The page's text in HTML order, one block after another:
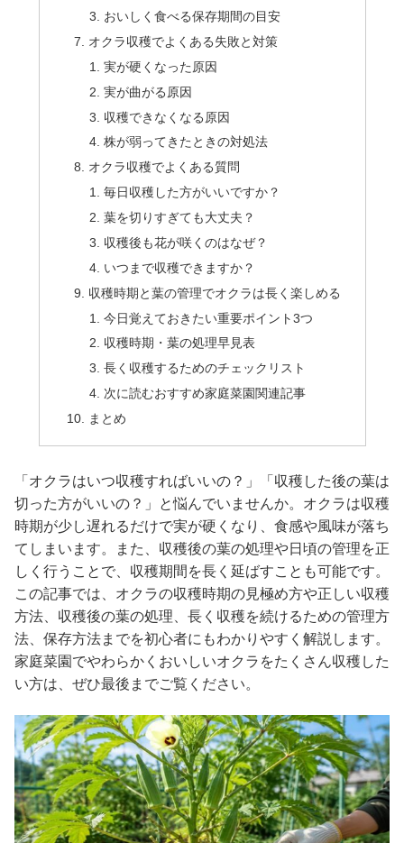
おいしく食べる保存期間の目安
オクラ収穫でよくある失敗と対策
実が硬くなった原因
実が曲がる原因
収穫できなくなる原因
株が弱ってきたときの対処法
オクラ収穫でよくある質問
毎日収穫した方がいいですか？
葉を切りすぎても大丈夫？
収穫後も花が咲くのはなぜ？
いつまで収穫できますか？
収穫時期と葉の管理でオクラは長く楽しめる
今日覚えておきたい重要ポイント3つ
収穫時期・葉の処理早見表
長く収穫するためのチェックリスト
次に読むおすすめ家庭菜園関連記事
まとめ
「オクラはいつ収穫すればいいの？」「収穫した後の葉は
切った方がいいの？」と悩んでいませんか。オクラは収穫
時期が少し遅れるだけで実が硬くなり、食感や風味が落ち
てしまいます。また、収穫後の葉の処理や日頃の管理を正
しく行うことで、収穫期間を長く延ばすことも可能です。
この記事では、オクラの収穫時期の見極め方や正しい収穫
方法、収穫後の葉の処理、長く収穫を続けるための管理方
法、保存方法までを初心者にもわかりやすく解説します。
家庭菜園でやわらかくおいしいオクラをたくさん収穫した
い方は、ぜひ最後までご覧ください。